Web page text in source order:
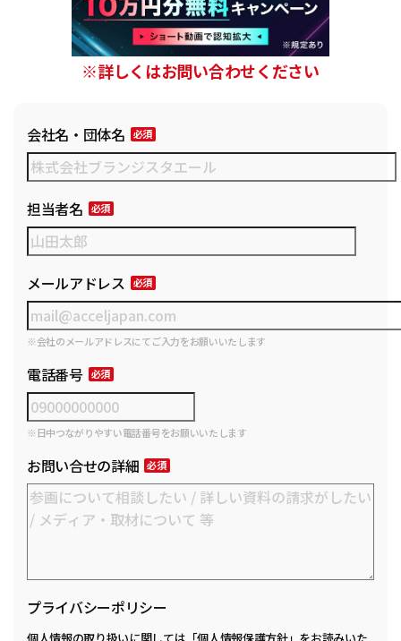
※詳しくはお問い合わせください
会社名・団体名
担当者名
メールアドレス
※会社のメールアドレスにてご入力をお願いいたします
電話番号
※日中つながりやすい電話番号をお願いいたします
お問い合せの詳細
プライバシーポリシー